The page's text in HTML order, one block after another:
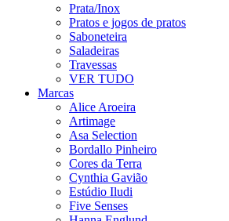
Prata/Inox
Pratos e jogos de pratos
Saboneteira
Saladeiras
Travessas
VER TUDO
Marcas
Alice Aroeira
Artimage
Asa Selection
Bordallo Pinheiro
Cores da Terra
Cynthia Gavião
Estúdio Iludi
Five Senses